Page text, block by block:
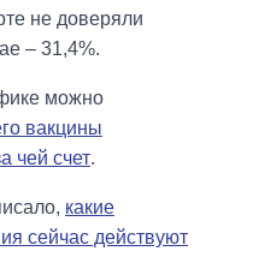
не доверяли
– 31,4%.
можно
вакцины
чей счет.
какие
сейчас действуют